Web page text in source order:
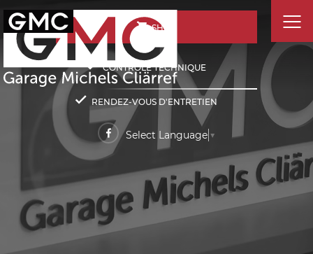
SHOP
CONTRÔLE TECHNIQUE
RENDEZ-VOUS D'ENTRETIEN
Select Language ▼